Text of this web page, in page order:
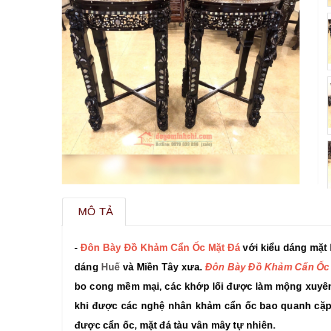
MÔ TẢ
- Đôn Bày Đồ Khảm Cẩn Ốc Mặt Đá với kiểu dáng mặt
dáng Huế và Miền Tây xưa. Đôn Bày Đồ Khảm Cẩn
bo cong mềm mại, các khớp lối được làm mộng
khi được các nghệ nhân khảm cẩn ốc bao quanh
được cẩn ốc, mặt đá tàu vân mây tự nhiên.